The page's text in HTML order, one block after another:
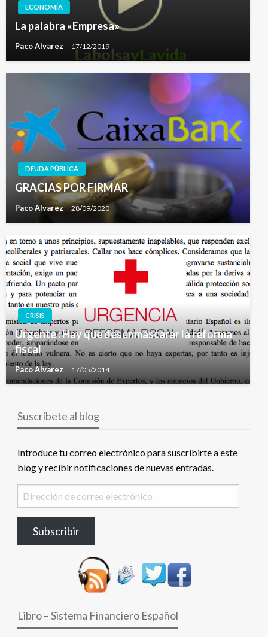
ECONOMÍA
La palabra «Empresa»
Paco Alvarez 17/12/2019
DEUDA PÚBLICA
GRACIAS POR FIRMAR
Paco Alvarez 28/09/2020
CRISIS
Urgente : Hay que desenmascarar la reforma
fiscal
Paco Alvarez 17/05/2014
Suscríbete al blog
Introduce tu correo electrónico para suscribirte a este
blog y recibir notificaciones de nuevas entradas.
Dirección
de
electrónico
Subscribir
Libro – Sistema Financiero Español